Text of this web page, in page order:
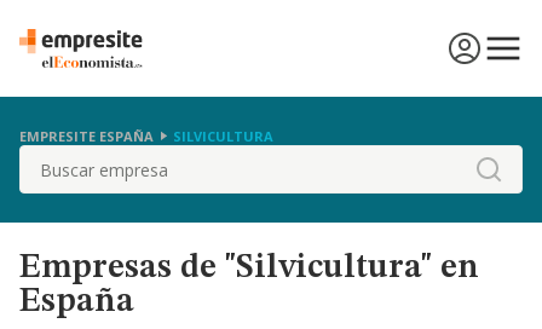
EMPRESITE ESPAÑA SILVICULTURA
Buscar
Empresas de "Silvicultura" en
España